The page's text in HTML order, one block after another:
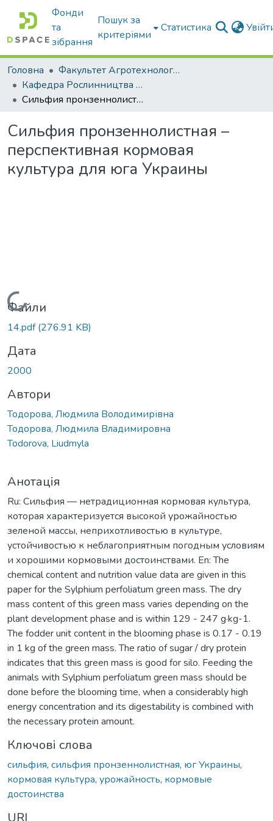
Фонди
та
зібрання
Пошук за
критеріями
Статистика
Головна
Факультет Агротехнологій та екології
Кафедра Рослинництва та садівництва ім. професора В.В. Калитки
Сильфия пронзеннолистная – перспективная кормовая культура для юга Украины
Сильфия пронзеннолистная –
перспективная кормовая
культура для юга Украины
Вантажиться...
Файли
14.pdf(276.91 KB)
Дата
2000
Автори
Тодорова, Людмила Володимирівна
Тодорова, Людмила Владимировна
Todorova, Liudmyla
Анотація
Ru: Cильфия — нетрадиционная кормовая культура,
которая характеризуется высокой урожайностью
зеленой массы, неприхотливостью в культуре,
устойчивостью к неблагоприятным погодным условиям
и хорошими кормовыми достоинствами. En: The
chemical content and nutrition value data are given in this
paper for the Sylphium perfoliatum green mass. The dry
mass content of this green mass varies depending on the
plant development phase and is within 129 - 247 g·kg-1.
The fodder unit content in the blooming phase is 0.17 - 0.19
in 1 kg of the green mass. The ratio of sugar / dry protein
indicates that this green mass is good for silo. Feeding the
animals with Sylphium perfoliatum green mass should be
done before the blooming time, when a considerably high
energy concentration and its digestability is combined with
the necessary protein amount.
Ключові слова
сильфия, сильфия пронзеннолистная, юг Украины,
кормовая культура, урожайность, кормовые
достоинства
URI